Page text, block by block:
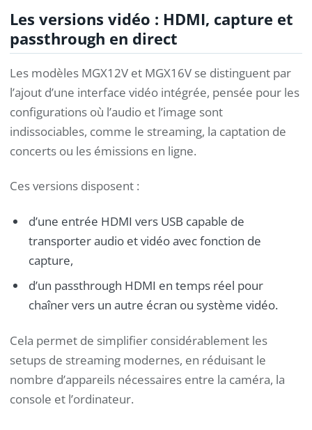
Les versions vidéo : HDMI, capture et
passthrough en direct
Les modèles MGX12V et MGX16V se distinguent par
l’ajout d’une interface vidéo intégrée, pensée pour les
configurations où l’audio et l’image sont
indissociables, comme le streaming, la captation de
concerts ou les émissions en ligne.
Ces versions disposent :
d’une entrée HDMI vers USB capable de
transporter audio et vidéo avec fonction de
capture,
d’un passthrough HDMI en temps réel pour
chaîner vers un autre écran ou système vidéo.
Cela permet de simplifier considérablement les
setups de streaming modernes, en réduisant le
nombre d’appareils nécessaires entre la caméra, la
console et l’ordinateur.